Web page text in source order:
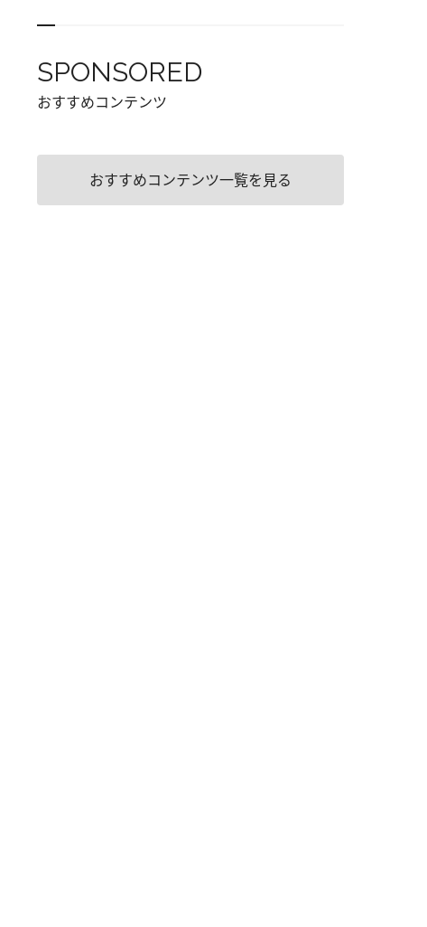
SPONSORED
おすすめコンテンツ
おすすめコンテンツ一覧を見る